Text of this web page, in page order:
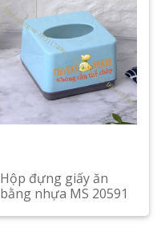
Hộp đựng giấy ăn
bằng nhựa MS 20591